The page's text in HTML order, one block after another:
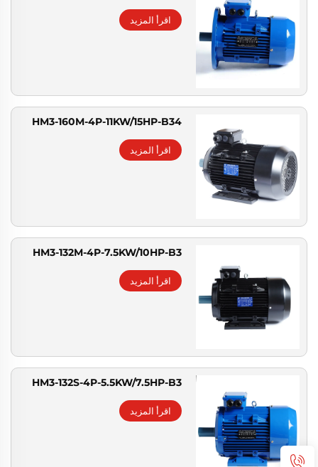
اقرأ المزيد
HM3-160M-4P-11KW/15HP-B34
اقرأ المزيد
HM3-132M-4P-7.5KW/10HP-B3
اقرأ المزيد
HM3-132S-4P-5.5KW/7.5HP-B3
اقرأ المزيد